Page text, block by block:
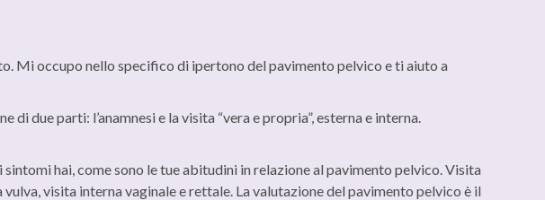
Mi occupo nello specifico di ipertono del pavimento pelvico e ti aiuto a
due parti: l’anamnesi e la visita “vera e propria”, esterna e interna.
hai, come sono le tue abitudini in relazione al pavimento pelvico. Visita
visita interna vaginale e rettale. La valutazione del pavimento pelvico è il